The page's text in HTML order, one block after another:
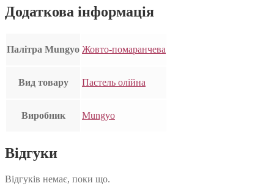
Додаткова інформація
Палітра Mungyo Жовто-помаранчева
Вид товару Пастель олійна
Виробник Mungyo
Відгуки
Відгуків немає, поки що.